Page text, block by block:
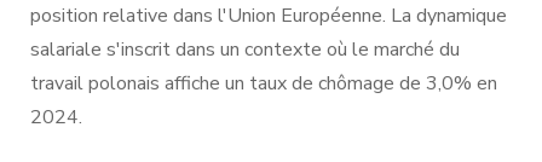
position relative dans l'Union Européenne. La dynamique
salariale s'inscrit dans un contexte où le marché du
travail polonais affiche un taux de chômage de 3,0% en
2024.